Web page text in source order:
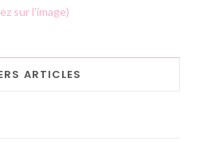
sur l'image)
ARTICLES